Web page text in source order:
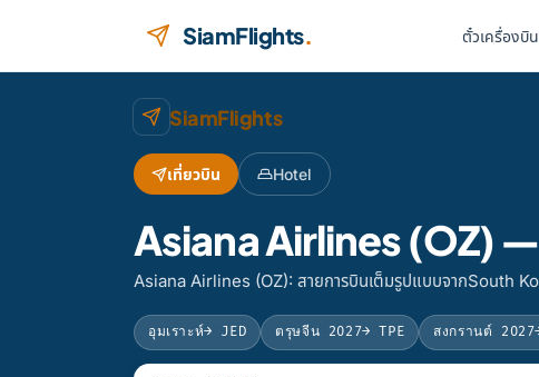
SiamFlights. ตั๋วเครื่องบิน
SiamFlights
เที่ยวบิน Hotel
Asiana Airlines (OZ)
Asiana Airlines (OZ): สายการบินเต็มรูปแบบจากSouth
อุมเราะห์→ JED ตรุษจีน 2027→ TPE สงกรานต์ 2027